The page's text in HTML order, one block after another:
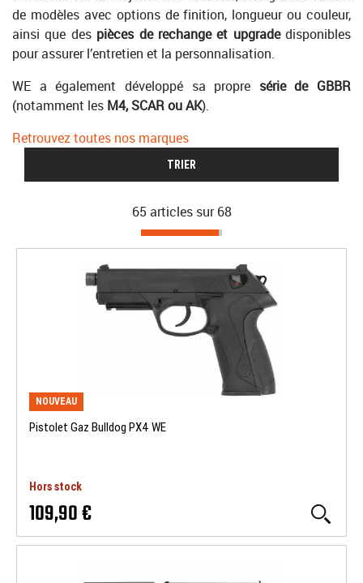
de modèles avec options de finition, longueur ou couleur,
ainsi que des pièces de rechange et upgradedisponibles
pour assurer l’entretien et la personnalisation.
WE a également développé sa propre série de GBBR
(notamment les M4, SCAR ou AK).
Retrouvez toutes nos marques
TRIER
65 articles sur 68
NOUVEAU
Pistolet Gaz Bulldog PX4 WE
Hors stock
109,90 €